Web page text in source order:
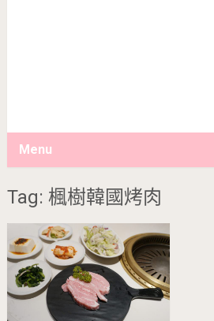
Menu
Tag: 楓樹韓國烤肉